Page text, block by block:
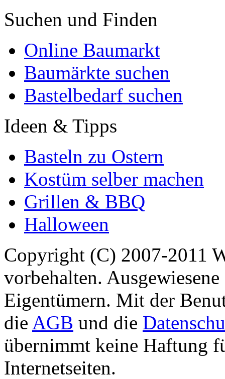
Suchen und Finden
Online Baumarkt
Baumärkte suchen
Bastelbedarf suchen
Ideen & Tipps
Basteln zu Ostern
Kostüm selber machen
Grillen & BBQ
Halloween
Copyright (C) 2007-2011
vorbehalten.
Eigentümern. Mit der
die AGB und die
übernimmt keine Haftung
Internetseiten.